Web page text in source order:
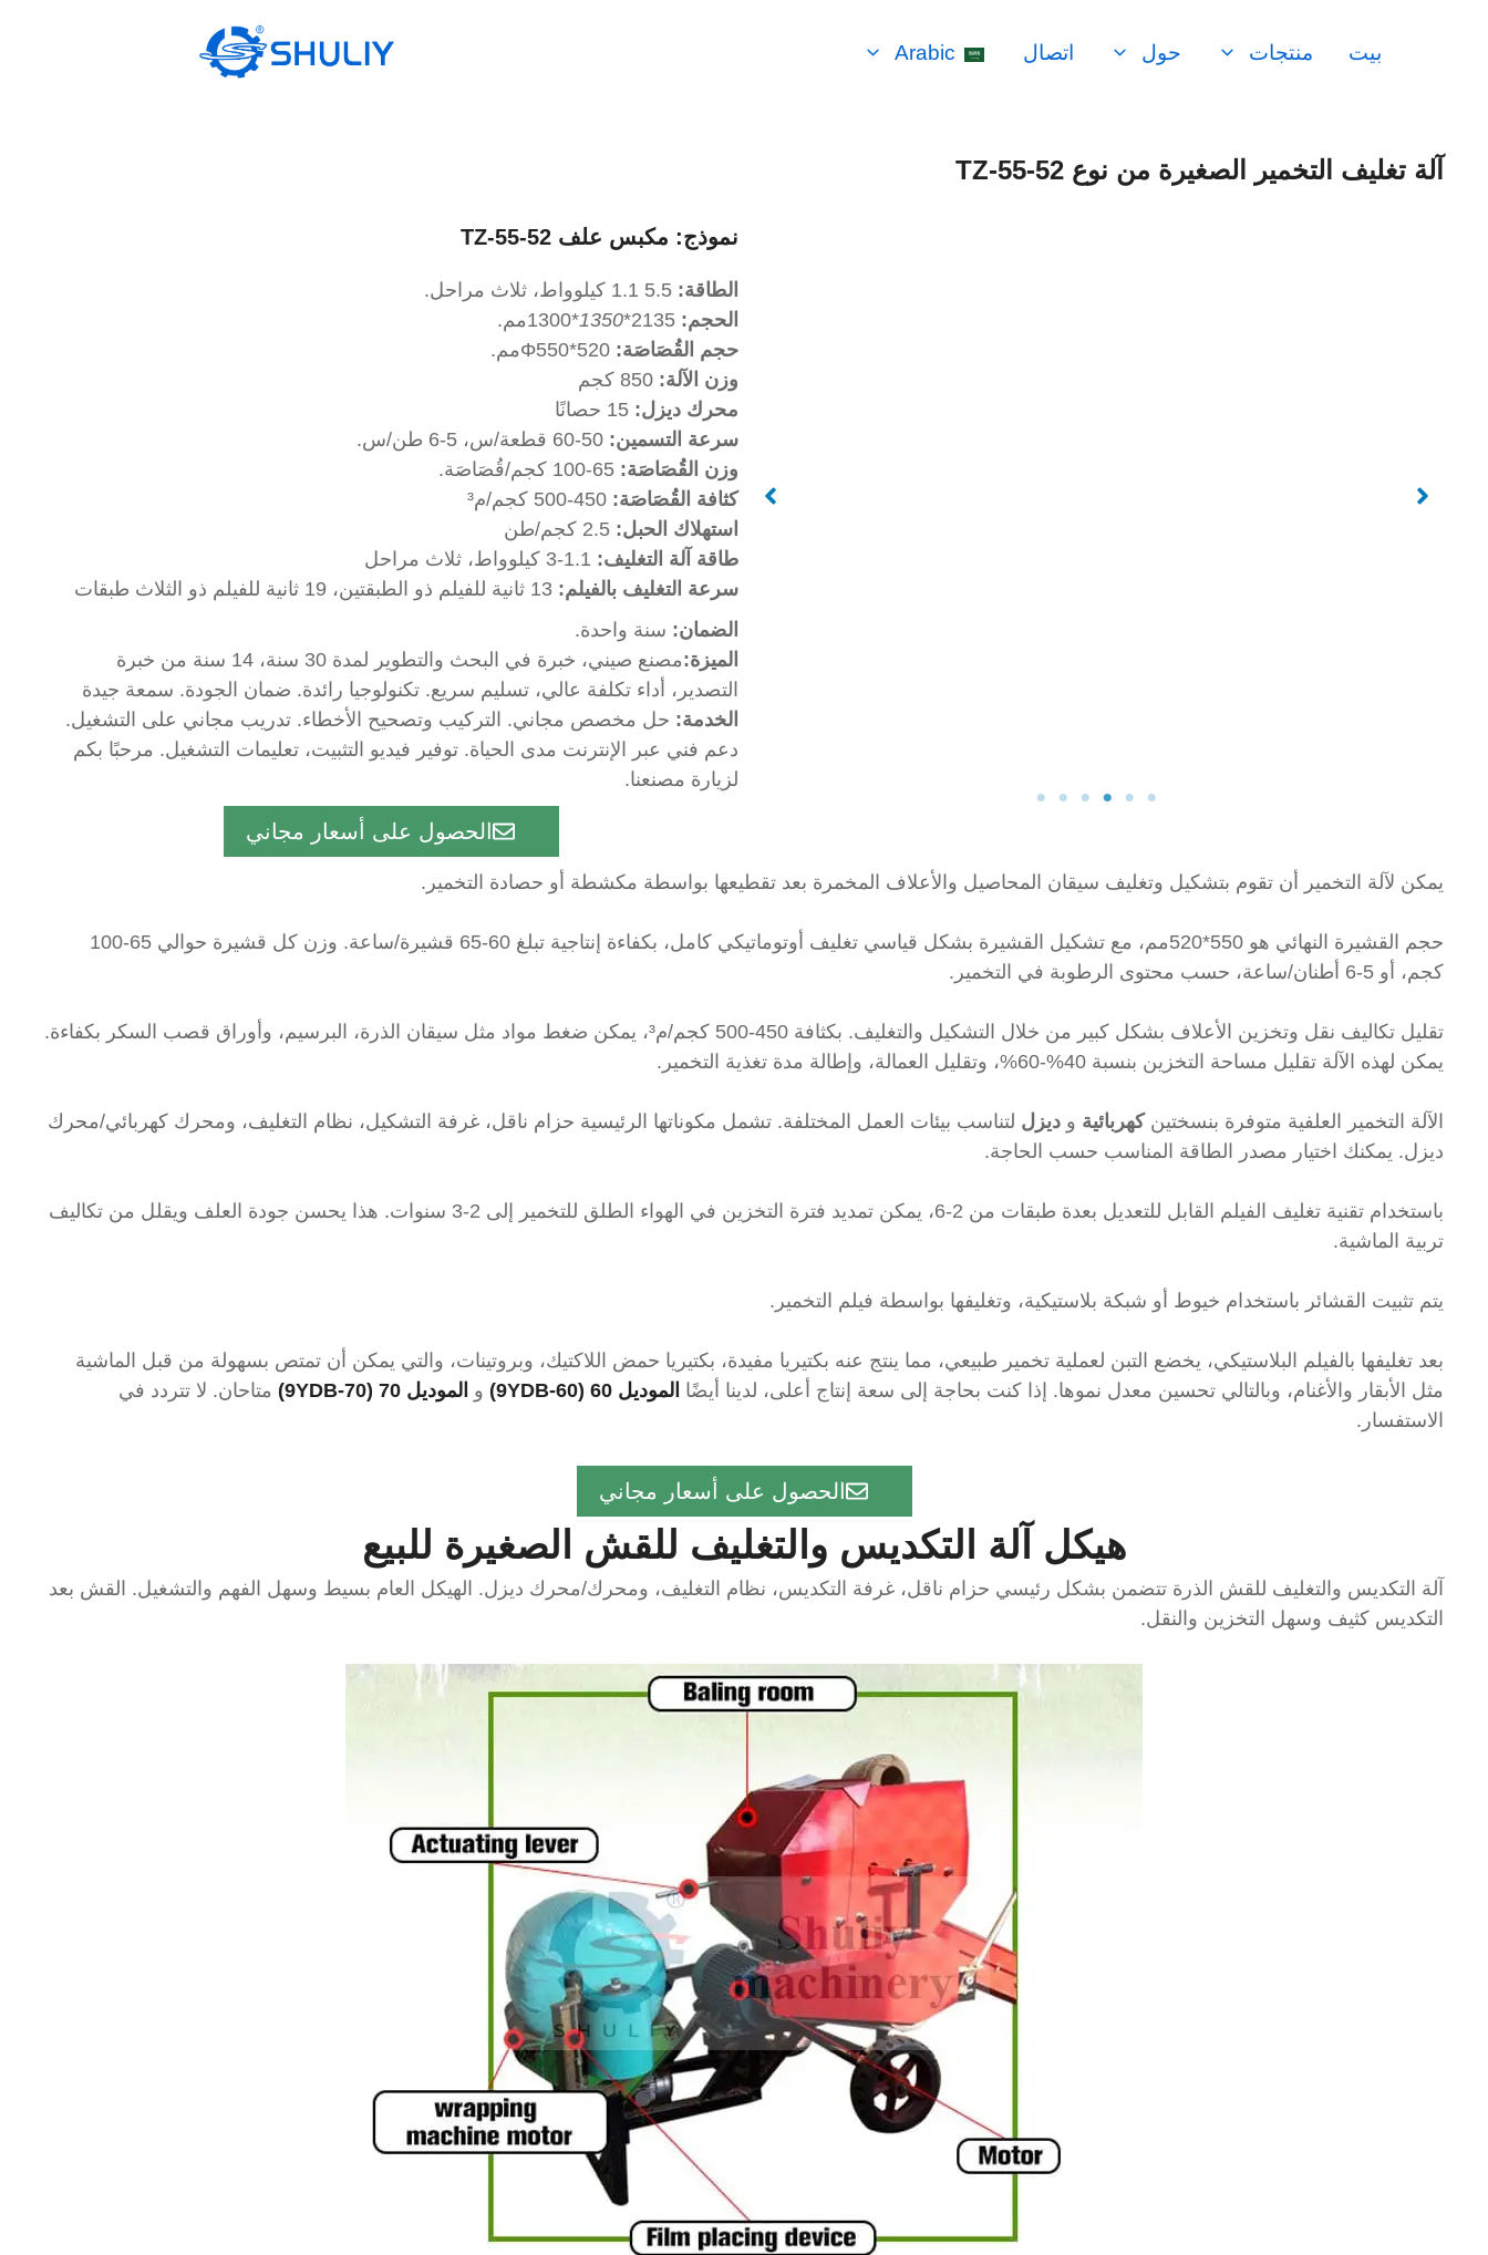
بيت منتجات حول اتصال Arabic
آلة تغليف التخمير الصغيرة من نوع TZ-55-52
نموذج: مكبس علف TZ-55-52
الطاقة:
الحجم:
1350*1300مم.
حجم القُصَاصَة:
وزن الآلة:
محرك ديزل: 15 حصانًا
سرعة التسمين:
وزن القُصَاصَة:
كثافة القُصَاصَة: 450-500 كجم/م³
استهلاك الحبل:
طاقة آلة التغليف:
سرعة التغليف بالفيلم:
الضمان: سنة واحدة.
الميزة:
مصنع صيني، خبرة في البحث والتطوير لمدة 30 سنة، 14 سنة من خبرة
التصدير، أداء تكلفة عالي، تسليم سريع. تكنولوجيا رائدة. ضمان الجودة. سمعة جيدة
الخدمة: حل مخصص مجاني. التركيب وتصحيح الأخطاء. تدريب مجاني على التشغيل.
دعم فني عبر الإنترنت مدى الحياة. توفير فيديو التثبيت، تعليمات التشغيل. مرحبًا بكم
لزيارة مصنعنا.
الحصول على أسعار مجاني
يمكن لآلة التخمير أن تقوم بتشكيل وتغليف سيقان المحاصيل والأعلاف المخمرة بعد تقطيعها بواسطة مكشطة أو حصادة التخمير.
حجم القشيرة النهائي هو 550*520مم، مع تشكيل القشيرة بشكل قياسي تغليف أوتوماتيكي كامل، بكفاءة إنتاجية تبلغ 60-65 قشيرة/ساعة. وزن كل قشيرة حوالي 65-100
كجم، أو 5-6 أطنان/ساعة، حسب محتوى الرطوبة في التخمير.
تقليل تكاليف نقل وتخزين الأعلاف بشكل كبير من خلال التشكيل والتغليف. بكثافة 450-500 كجم/م³، يمكن ضغط مواد مثل سيقان الذرة، البرسيم، وأوراق قصب السكر بكفاءة.
يمكن لهذه الآلة تقليل مساحة التخزين بنسبة 40%-60%، وتقليل العمالة، وإطالة مدة تغذية التخمير.
الآلة التخمير العلفية متوفرة بنسختينكهربائية و ديزل لتناسب بيئات العمل المختلفة. تشمل مكوناتها الرئيسية حزام ناقل، غرفة التشكيل، نظام التغليف، ومحرك كهربائي/محرك
ديزل. يمكنك اختيار مصدر الطاقة المناسب حسب الحاجة.
باستخدام تقنية تغليف الفيلم القابل للتعديل بعدة طبقات من 2-6، يمكن تمديد فترة التخزين في الهواء الطلق للتخمير إلى 2-3 سنوات. هذا يحسن جودة العلف ويقلل من تكاليف
تربية الماشية.
يتم تثبيت القشائر باستخدام خيوط أو شبكة بلاستيكية، وتغليفها بواسطة فيلم التخمير.
بعد تغليفها بالفيلم البلاستيكي، يخضع التبن لعملية تخمير طبيعي، مما ينتج عنه بكتيريا مفيدة، بكتيريا حمض اللاكتيك، وبروتينات، والتي يمكن أن تمتص بسهولة من قبل الماشية
مثل الأبقار والأغنام، وبالتالي تحسين معدل نموها. إذا كنت بحاجة إلى سعة إنتاج أعلى، لدينا أيضًا الموديل 60 (9YDB-60) و الموديل 70 (9YDB-70)
متاحان. لا تتردد في
الاستفسار.
الحصول على أسعار مجاني
هيكل آلة التكديس والتغليف للقش الصغيرة للبيع
آلة التكديس والتغليف للقش الذرة تتضمن بشكل رئيسي حزام ناقل، غرفة التكديس، نظام التغليف، ومحرك/محرك ديزل. الهيكل العام بسيط وسهل الفهم والتشغيل. القش بعد
التكديس كثيف وسهل التخزين والنقل.